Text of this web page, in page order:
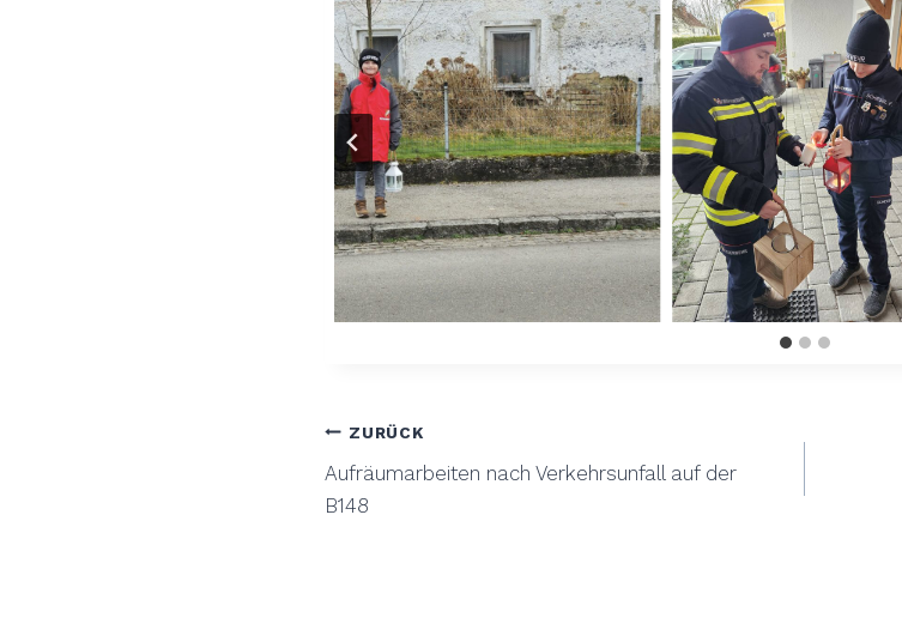
Beitragsnavigation
ZURÜCK
Aufräumarbeiten nach Verkehrsunfall auf der
B148